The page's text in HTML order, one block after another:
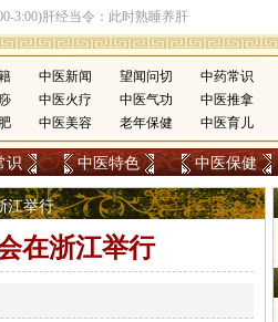
中医新闻 望闻问切 中药常识
中医火疗 中医气功 中医推拿
中医美容 老年保健 中医育儿
识 中医特色 中医保健
江举行
在浙江举行